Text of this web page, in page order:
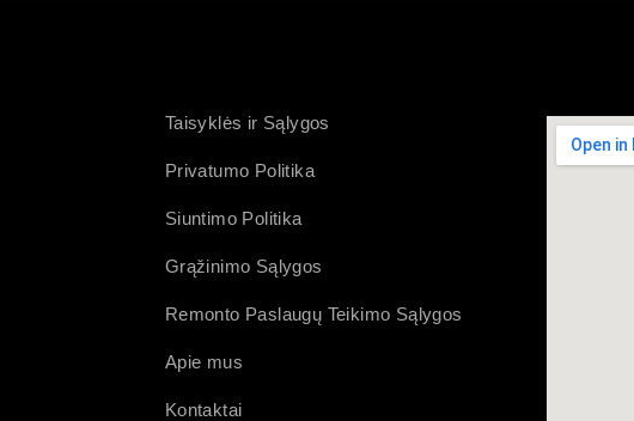
Taisyklės ir Sąlygos
Privatumo Politika
Siuntimo Politika
Grąžinimo Sąlygos
Remonto Paslaugų Teikimo Sąlygos
Apie mus
Kontaktai